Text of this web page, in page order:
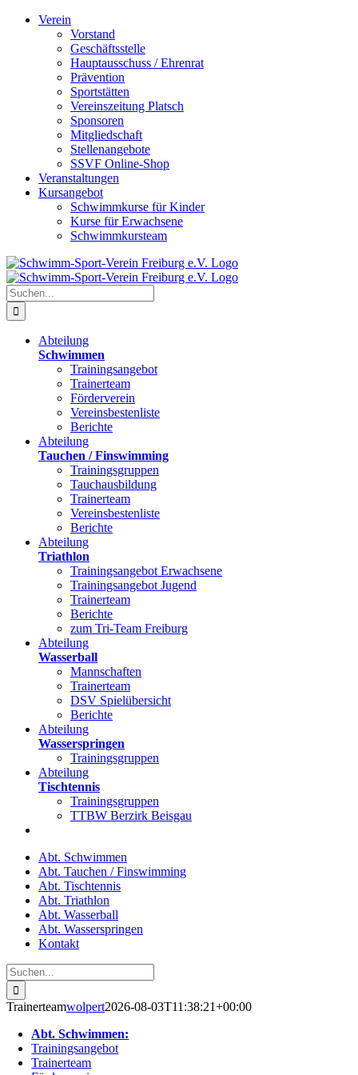
Zum
Verein
Vorstand
Geschäftsstelle
Hauptausschuss / Ehrenrat
Prävention
Sportstätten
Vereinszeitung Platsch
Sponsoren
Mitgliedschaft
Stellenangebote
SSVF Online-Shop
Veranstaltungen
Kursangebot
Schwimmkurse für Kinder
Kurse für Erwachsene
Schwimmkursteam
Suche
nach:
Abteilung
Schwimmen
Trainingsangebot
Trainerteam
Förderverein
Vereinsbestenliste
Berichte
Abteilung
Tauchen / Finswimming
Trainingsgruppen
Tauchausbildung
Trainerteam
Vereinsbestenliste
Berichte
Abteilung
Triathlon
Trainingsangebot Erwachsene
Trainingsangebot Jugend
Trainerteam
Berichte
zum Tri-Team Freiburg
Abteilung
Wasserball
Mannschaften
Trainerteam
DSV Spielübersicht
Berichte
Abteilung
Wasserspringen
Trainingsgruppen
Abteilung
Tischtennis
Trainingsgruppen
TTBW Berzirk Beisgau
Abt. Schwimmen
Abt. Tauchen / Finswimming
Abt. Tischtennis
Abt. Triathlon
Abt. Wasserball
Abt. Wasserspringen
Kontakt
Suche
nach:
Trainerteamwolpert2026-08-03T11:38:21+00:00
Abt. Schwimmen:
Trainingsangebot
Trainerteam